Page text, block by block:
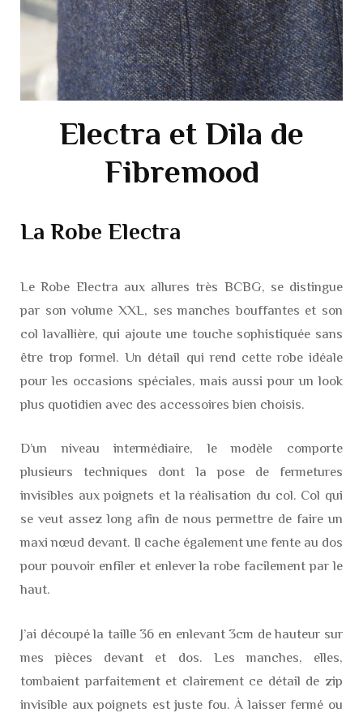
Electra et Dila de
Fibremood
La Robe Electra
Le Robe Electra aux allures très BCBG, se distingue
par son volume XXL, ses manches bouffantes et son
col lavallière, qui ajoute une touche sophistiquée sans
être trop formel. Un détail qui rend cette robe idéale
pour les occasions spéciales, mais aussi pour un look
plus quotidien avec des accessoires bien choisis.
D’un niveau intermédiaire, le modèle comporte
plusieurs techniques dont la pose de fermetures
invisibles aux poignets et la réalisation du col. Col qui
se veut assez long afin de nous permettre de faire un
maxi nœud devant. Il cache également une fente au dos
pour pouvoir enfiler et enlever la robe facilement par le
haut.
J’ai découpé la taille 36 en enlevant 3cm de hauteur sur
mes pièces devant et dos. Les manches, elles,
tombaient parfaitement et clairement ce détail de zip
invisible aux poignets est juste fou. À laisser fermé ou